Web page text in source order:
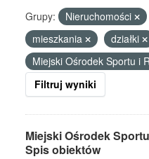
Grupy: Nieruchomości
mieszkania
działki
Miejski Ośrodek Sportu i
Filtruj wyniki
Miejski Ośrodek
Spis obiektów